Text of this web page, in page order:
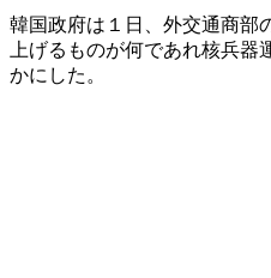
韓国政府は１日、外交通商部
上げるものが何であれ核兵
かにした。